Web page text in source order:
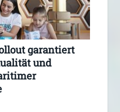
garantiert
und